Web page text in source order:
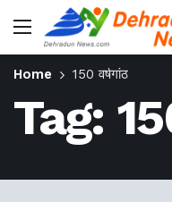
Home 150 वर्षगांठ
Tag: